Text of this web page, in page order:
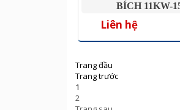
BÍCH 11KW-
Liên hệ
Trang đầu
Trang trước
1
2